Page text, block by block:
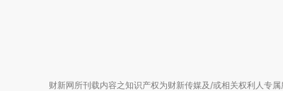
财新网所刊载内容之知识产权为财新传媒及/或相关权利人专